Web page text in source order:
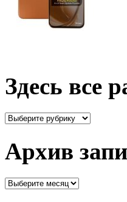
Здесь все
Здесь
Архив
Архив